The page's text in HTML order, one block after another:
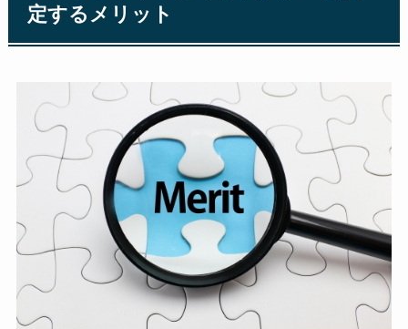
定するメリット